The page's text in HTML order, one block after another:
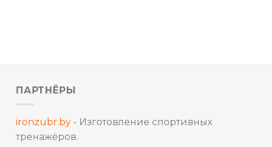
ПАРТНЁРЫ
ironzubr.by - Изготовление спортивных
тренажёров.